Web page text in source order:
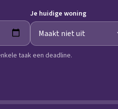
Loodgieter
Slotenmaker
Je huidige woning
taak een deadline.